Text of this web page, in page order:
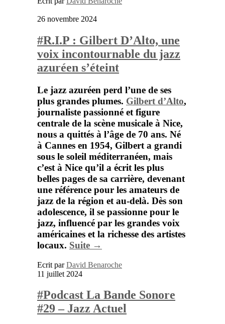
26 novembre 2024
#R.I.P : Gilbert D’Alto, une
voix incontournable du jazz
azuréen s’éteint
Le jazz azuréen perd l’une de ses
plus grandes plumes. Gilbert d’Alto,
journaliste passionné et figure
centrale de la scène musicale à Nice,
nous a quittés à l’âge de 70 ans. Né
à Cannes en 1954, Gilbert a grandi
sous le soleil méditerranéen, mais
c’est à Nice qu’il a écrit les plus
belles pages de sa carrière, devenant
une référence pour les amateurs de
jazz de la région et au-delà. Dès son
adolescence, il se passionne pour le
jazz, influencé par les grandes voix
américaines et la richesse des artistes
locaux. Suite →
Ecrit parDavid Benaroche
11 juillet 2024
#Podcast La Bande Sonore
#29 – Jazz Actuel